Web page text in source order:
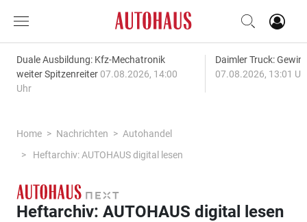
Duale Ausbildung: Kfz-Mechatronik
weiter Spitzenreiter 07.08.2026, 14:00
Uhr
Daimler Truck:
07.08.2026, 13:01
Home Nachrichten
Autohandel
Heftarchiv: AUTOHAUS digital lesen
Heftarchiv: AUTOHAUS digital lesen